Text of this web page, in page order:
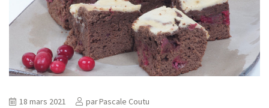
18 mars 2021 parPascale Coutu